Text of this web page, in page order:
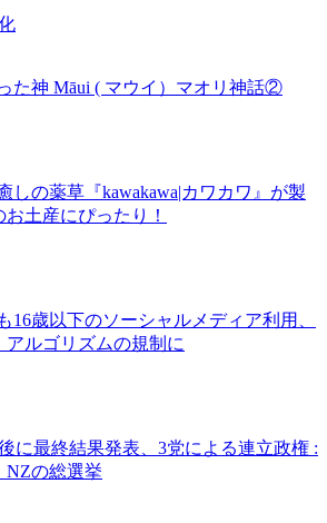
た神 Māui ( マウイ）マオリ神話②
しの薬草『kawakawa|カワカワ』が製
土産にぴったり！
16歳以下のソーシャルメディア利用、
アルゴリズムの規制に
に最終結果発表、3党による連立政権 :
NZの総選挙